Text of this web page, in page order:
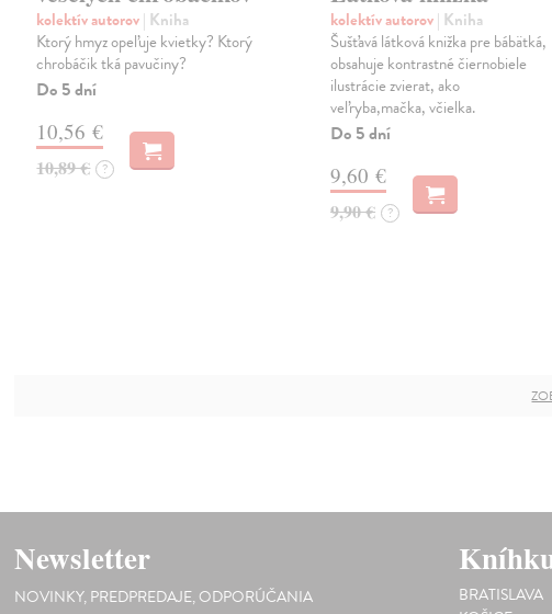
kolektív autorov| Kniha
Ktorý hmyz opeľuje kvietky? Ktorý
chrobáčik tká pavučiny?
Do 5 dní
10,56 €
10,89 € ?
kolektív autorov| Kniha
Šušťavá látková knižka pre bábätká,
obsahuje kontrastné čiernobiele
ilustrácie zvierat, ako
veľryba,mačka, včielka.
Do 5 dní
9,60 €
9,90 € ?
Newsletter
NOVINKY, PREDPREDAJE, ODPORÚČANIA
BRATISLAVA